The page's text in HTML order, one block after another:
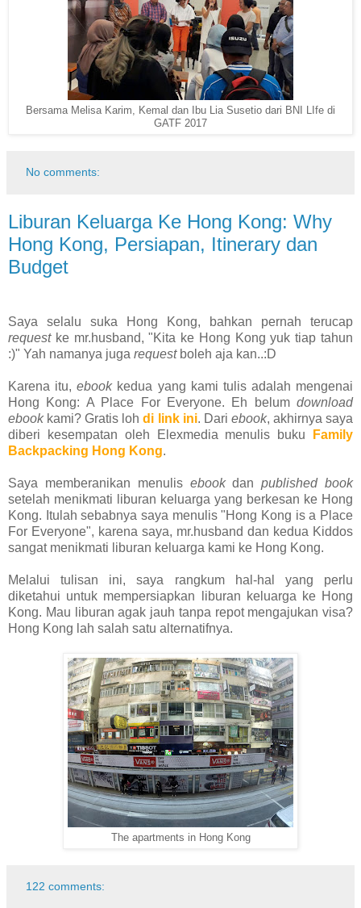
Bersama Melisa Karim, Kemal dan Ibu Lia Susetio dari BNI LIfe di
GATF 2017
No comments:
Liburan Keluarga Ke Hong Kong: Why
Hong Kong, Persiapan, Itinerary dan
Budget
Saya selalu suka Hong Kong, bahkan pernah terucap
requestke mr.husband, "Kita ke Hong Kong yuk tiap tahun
:)" Yah namanya juga requestboleh aja kan..:D
Karena itu,ebookkedua yang kami tulis adalah mengenai
Hong Kong: A Place For Everyone. Eh belum download
ebookkami? Gratis lohdi link ini. Dari ebook, akhirnya saya
diberi kesempatan oleh Elexmedia menulis buku
Family
Backpacking Hong Kong.
Saya memberanikan menulis ebookdanpublished book
setelah menikmati liburan keluarga yang berkesan ke Hong
Kong. Itulah sebabnya saya menulis "Hong Kong is a Place
For Everyone", karena saya, mr.husband dan kedua Kiddos
sangat menikmati liburan keluarga kami ke Hong Kong.
Melalui tulisan ini, saya rangkum hal-hal yang perlu
diketahui untuk mempersiapkan liburan keluarga ke Hong
Kong. Mau liburan agak jauh tanpa repot mengajukan visa?
Hong Kong lah salah satu alternatifnya.
The apartments in Hong Kong
122 comments: